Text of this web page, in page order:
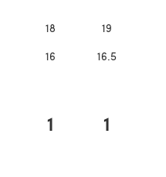
18 19
16 16.5
1 1